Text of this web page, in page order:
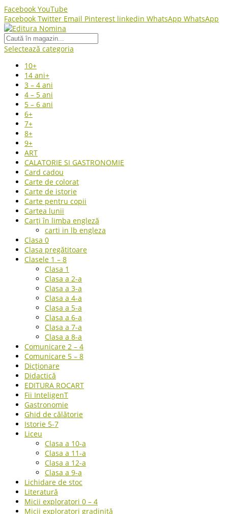
Facebook YouTube
Facebook Twitter Email Pinterest linkedin WhatsApp WhatsApp
Selectează categoria
10+
14 ani+
3 – 4 ani
4 – 5 ani
5 – 6 ani
6+
7+
8+
9+
ART
CALATORIE SI GASTRONOMIE
Card cadou
Carte de colorat
Carte de istorie
Carte pentru copii
Cartea lunii
Carți în limba engleză
carti in lb engleza
Clasa 0
Clasa pregătitoare
Clasele 1 – 8
Clasa 1
Clasa a 2-a
Clasa a 3-a
Clasa a 4-a
Clasa a 5-a
Clasa a 6-a
Clasa a 7-a
Clasa a 8-a
Comunicare 2 – 4
Comunicare 5 – 8
Dicționare
Didactică
EDITURA ROCART
Fii InteligenT
Gastronomie
Ghid de călătorie
Istorie 5-7
Liceu
Clasa a 10-a
Clasa a 11-a
Clasa a 12-a
Clasa a 9-a
Lichidare de stoc
Literatură
Micii exploratori 0 – 4
Micii exploratori gradiniță